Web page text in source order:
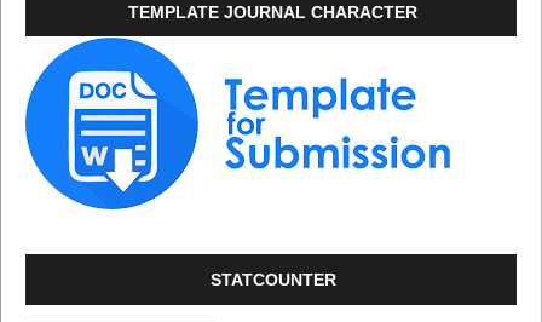
TEMPLATE JOURNAL CHARACTER
STATCOUNTER